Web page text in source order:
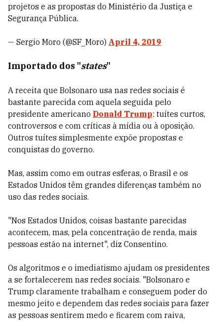
projetos e as propostas do Ministério da Justiça e
Segurança Pública.
— Sergio Moro (@SF_Moro) April 4, 2019
Importado dos "states"
A receita que Bolsonaro usa nas redes sociais é
bastante parecida com aquela seguida pelo
presidente americano Donald Trump: tuítes curtos,
controversos e com críticas à mídia ou à oposição.
Outros tuítes simplesmente expõe propostas e
conquistas do governo.
Mas, assim como em outras esferas, o Brasil e os
Estados Unidos têm grandes diferenças também no
uso das redes sociais.
"Nos Estados Unidos, coisas bastante parecidas
acontecem, mas, pela concentração de renda, mais
pessoas estão na internet", diz Consentino.
Os algoritmos e o imediatismo ajudam os presidentes
a se fortalecerem nas redes sociais. "Bolsonaro e
Trump claramente trabalham e conseguem poder do
mesmo jeito e dependem das redes sociais para fazer
as pessoas sentirem medo e ficarem com raiva,